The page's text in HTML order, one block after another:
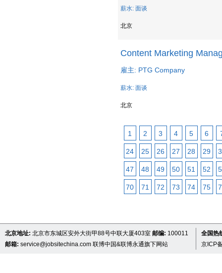
薪水: 面谈
北京
Content Marketing
雇主: PTG Company
薪水: 面谈
北京
1 2 3 4 5 6
24 25 26 27 28 29
47 48 49 50 51 52
70 71 72 73 74 75
北京地址: 北京市东城区安外大街甲88号中联大厦403室 邮编: 100011
邮箱: service@jobsitechina.com 联博中国&联博永通旗下网站
全国热
京ICP